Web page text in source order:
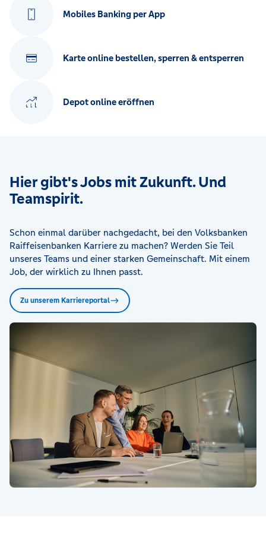
Mobiles Banking per App
Karte online bestellen, sperren & entsperren
Depot online eröffnen
Hier gibt's Jobs mit Zukunft. Und
Teamspirit.
Schon einmal darüber nachgedacht, bei den Volksbanken
Raiffeisenbanken Karriere zu machen? Werden Sie Teil
unseres Teams und einer starken Gemeinschaft. Mit einem
Job, der wirklich zu Ihnen passt.
Zu unserem Karriereportal